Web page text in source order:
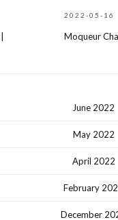
2022-05-16
Moqueur
June 2022
May 2022
April 2022
February
December